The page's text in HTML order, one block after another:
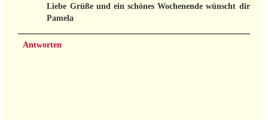
Liebe Grüße und ein schönes Wochenende wünscht dir
Pamela
Antworten